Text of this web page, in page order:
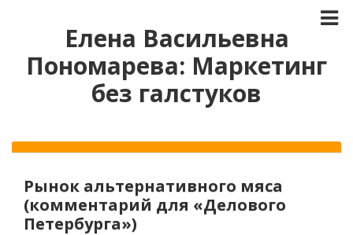
Елена Васильевна
Пономарева: Маркетинг
без галстуков
Рынок альтернативного мяса
(комментарий для «Делового
Петербурга»)